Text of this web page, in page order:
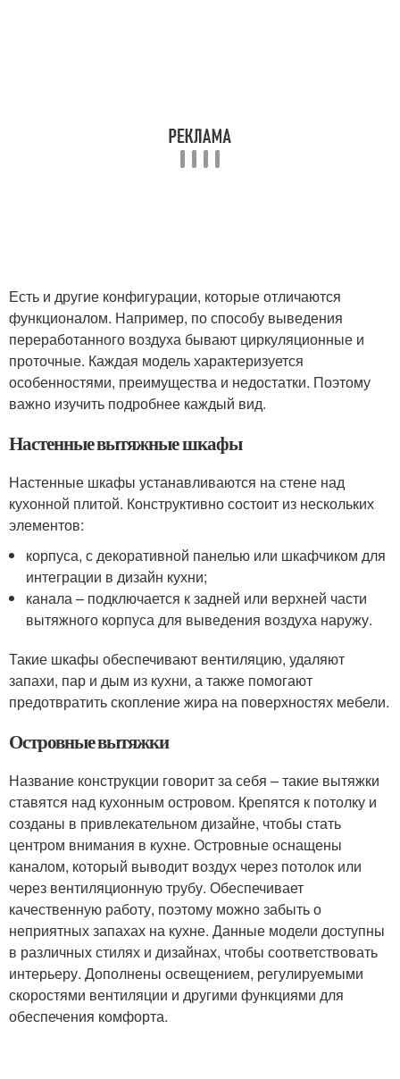
Есть и другие конфигурации, которые отличаются
функционалом. Например, по способу выведения
переработанного воздуха бывают циркуляционные и
проточные. Каждая модель характеризуется
особенностями, преимущества и недостатки. Поэтому
важно изучить подробнее каждый вид.
Настенные вытяжные шкафы
Настенные шкафы устанавливаются на стене над
кухонной плитой. Конструктивно состоит из нескольких
элементов:
корпуса, с декоративной панелью или шкафчиком для
интеграции в дизайн кухни;
канала – подключается к задней или верхней части
вытяжного корпуса для выведения воздуха наружу.
Такие шкафы обеспечивают вентиляцию, удаляют
запахи, пар и дым из кухни, а также помогают
предотвратить скопление жира на поверхностях мебели.
Островные вытяжки
Название конструкции говорит за себя – такие вытяжки
ставятся над кухонным островом. Крепятся к потолку и
созданы в привлекательном дизайне, чтобы стать
центром внимания в кухне. Островные оснащены
каналом, который выводит воздух через потолок или
через вентиляционную трубу. Обеспечивает
качественную работу, поэтому можно забыть о
неприятных запахах на кухне. Данные модели доступны
в различных стилях и дизайнах, чтобы соответствовать
интерьеру. Дополнены освещением, регулируемыми
скоростями вентиляции и другими функциями для
обеспечения комфорта.